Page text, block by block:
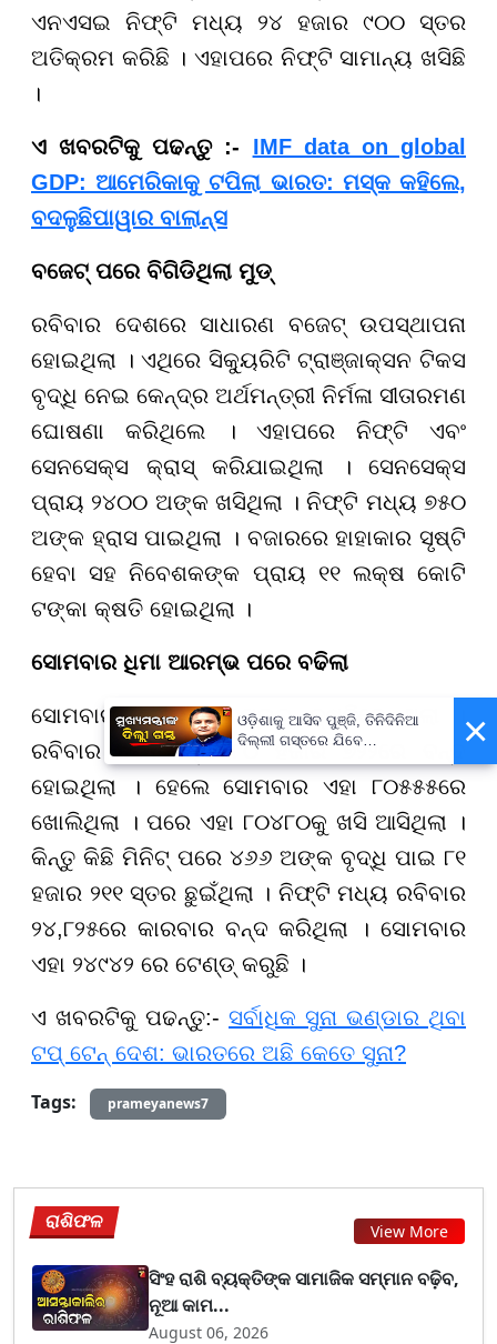
ଏନଏସଇ ନିଫ୍ଟି ମଧ୍ୟ ୨୪ ହଜାର ୯୦୦ ସ୍ତର
ଅତିକ୍ରମ କରିଛି । ଏହାପରେ ନିଫ୍ଟି ସାମାନ୍ୟ ଖସିଛି
।
​​​​​​​ଏ ଖବରଟିକୁ ପଢନ୍ତୁ :- IMF data on global
GDP: ଆମେରିକାକୁ ଟପିଲା ଭାରତ: ମସ୍କ କହିଲେ,
ବଦଳୁଛିପାୱାର ବାଲାନ୍ସ
ବଜେଟ୍ ପରେ ବିଗିଡିଥିଲା ମୁଡ୍
ରବିବାର ଦେଶରେ ସାଧାରଣ ବଜେଟ୍ ଉପସ୍ଥାପନା
ହୋଇଥିଲା । ଏଥିରେ ସିକ୍ୟୁରିଟି ଟ୍ରାଞ୍ଜାକ୍ସନ ଟିକସ
ବୃଦ୍ଧି ନେଇ କେନ୍ଦ୍ର ଅର୍ଥମନ୍ତ୍ରୀ ନିର୍ମଳା ସୀତାରମଣ
ଘୋଷଣା କରିଥିଲେ । ଏହାପରେ ନିଫ୍ଟି ଏବଂ
ସେନସେକ୍ସ କ୍ରାସ୍ କରିଯାଇଥିଲା । ସେନସେକ୍ସ
ପ୍ରାୟ ୨୪୦୦ ଅଙ୍କ ଖସିଥିଲା । ନିଫ୍ଟି ମଧ୍ୟ ୭୫୦
ଅଙ୍କ ହ୍ରାସ ପାଇଥିଲା । ବଜାରରେ ହାହାକାର ସୃଷ୍ଟି
ହେବା ସହ ନିବେଶକଙ୍କ ପ୍ରାୟ ୧୧ ଲକ୍ଷ କୋଟି
ଟଙ୍କା କ୍ଷତି ହୋଇଥିଲା ।
ସୋମବାର ଧିମା ଆରମ୍ଭ ପରେ ବଢିଲା
ସୋମବାର ବଜାର ଆରମ୍ଭରୁ କ୍ଷତିରେ ଥିଲା ।
ରବିବାର ସେନସେକ୍ସ ୮୦ ହଜାର ୭୨୨ରେ ବନ୍ଦ
ହୋଇଥିଲା । ହେଲେ ସୋମବାର ଏହା ୮୦୫୫୫ରେ
ଖୋଲିଥିଲା । ପରେ ଏହା ୮୦୪୮୦କୁ ଖସି ଆସିଥିଲା ।
କିନ୍ତୁ କିଛି ମିନିଟ୍ ପରେ ୪୬୬ ଅଙ୍କ ବୃଦ୍ଧି ପାଇ ୮୧
ହଜାର ୨୧୧ ସ୍ତର ଛୁଇଁଥିଲା । ନିଫ୍ଟି ମଧ୍ୟ ରବିବାର
୨୪,୮୨୫ରେ କାରବାର ବନ୍ଦ କରିଥିଲା । ସୋମବାର
ଏହା ୨୪୯୪୨ ରେ ଟେଣ୍ଡ୍ କରୁଛି ।
ଏ ଖବରଟିକୁ ପଢନ୍ତୁ:- ସର୍ବାଧିକ ସୁନା ଭଣ୍ଡାର ଥିବା
ଟପ୍ ଟେନ୍ ଦେଶ: ଭାରତରେ ଅଛି କେତେ ସୁନା?
Tags:
prameyanews7
ରାଶିଫଳ View More
ସିଂହ ରାଶି ବ୍ୟକ୍ତିଙ୍କ ସାମାଜିକ ସମ୍ମାନ ବଢ଼ିବ,
ନୂଆ କାମ...
August 06, 2026
×
ଓଡ଼ିଶାକୁ ଆସିବ ପୁଞ୍ଜି, ତିନିଦିନିଆ
ଦିଲ୍ଲୀ ଗସ୍ତରେ ଯିବେ
ମୁଖ୍ୟମନ୍ତ୍ରୀ ମୋହନ ମାଝୀ